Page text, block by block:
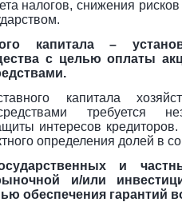
налогов, снижения
капитала –
с целью оплаты
капитала
требуется
интересов
определения долей в
и
и/или
обеспечения гарантий